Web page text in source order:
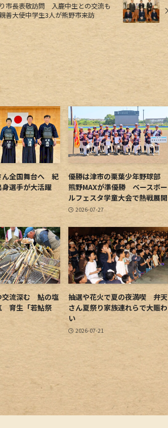
市長表敬訪問 入鹿中生との交流も
善大使中学生3人が熊野市来訪
ん全国舞台へ 紀
選手が大活躍
優勝は津市の栗葉少年野球部
熊野MAXが準優勝 ベースボー
ルフェスタ学童大会で熱戦展開
2026-07-27
交流深む 鮎の塩
育生「若鮎祭
抽選や花火で夏の夜満喫 弁天
さん夏祭り家族連れらで大賑わ
い
2026-07-21